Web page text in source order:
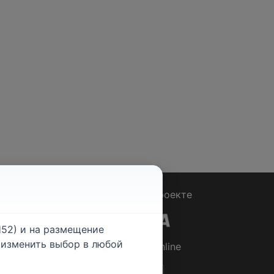
О проекте
© 2026Rabotniki.online
и на размещение
выбор в любой